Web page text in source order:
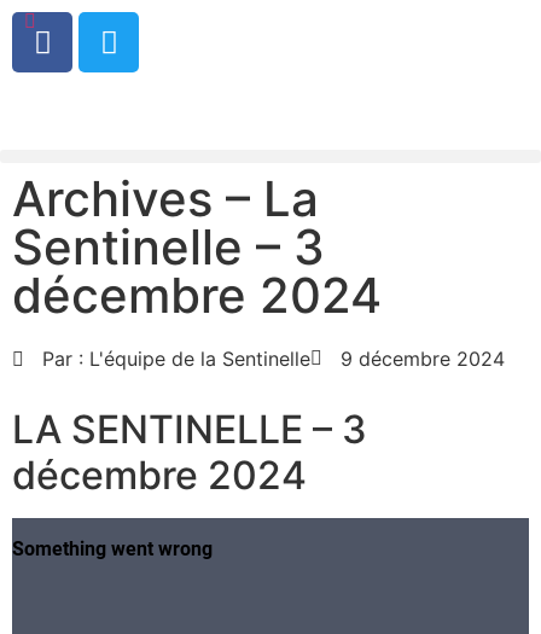
0
Archives – La
Sentinelle – 3
décembre 2024
Par : L'équipe de la Sentinelle 9 décembre 2024
LA SENTINELLE – 3
décembre 2024